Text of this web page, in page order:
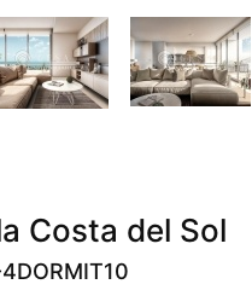
Costa del Sol